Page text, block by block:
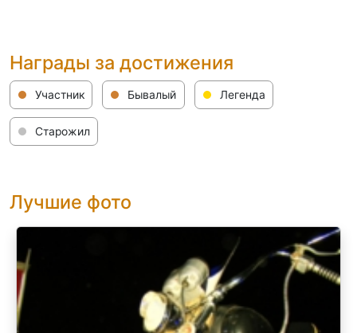
Награды за достижения
Участник Бывалый Легенда
Старожил
Лучшие фото